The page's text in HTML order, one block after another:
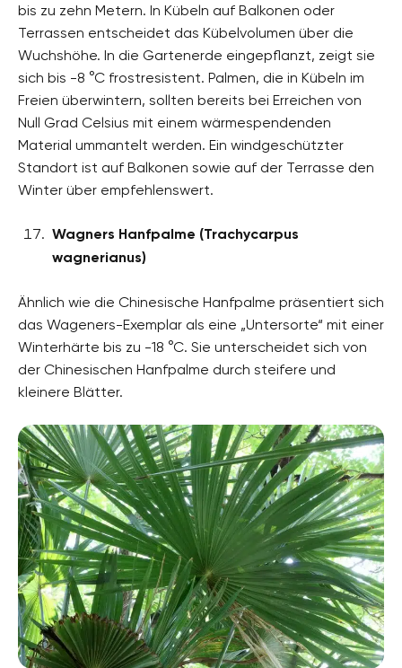
bis zu zehn Metern. In Kübeln auf Balkonen oder
Terrassen entscheidet das Kübelvolumen über die
Wuchshöhe. In die Gartenerde eingepflanzt, zeigt sie
sich bis -8 °C frostresistent. Palmen, die in Kübeln im
Freien überwintern, sollten bereits bei Erreichen von
Null Grad Celsius mit einem wärmespendenden
Material ummantelt werden. Ein windgeschützter
Standort ist auf Balkonen sowie auf der Terrasse den
Winter über empfehlenswert.
Wagners Hanfpalme (Trachycarpus
wagnerianus)
Ähnlich wie die Chinesische Hanfpalme präsentiert sich
das Wageners-Exemplar als eine „Untersorte“ mit einer
Winterhärte bis zu -18 °C. Sie unterscheidet sich von
der Chinesischen Hanfpalme durch steifere und
kleinere Blätter.